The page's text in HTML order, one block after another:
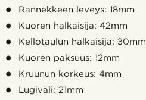
Rannekkeen leveys: 18mm
Kuoren halkaisija: 42mm
Kellotaulun halkaisija: 30mm
Kuoren paksuus: 12mm
Kruunun korkeus: 4mm
Lugiväli: 21mm